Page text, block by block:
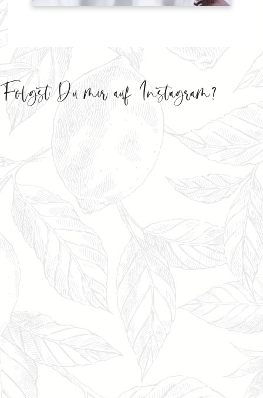
Folgst Du mir auf Instagram?